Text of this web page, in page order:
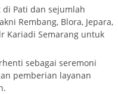
Pati dan sejumlah
Rembang, Blora, Jepara,
Kariadi Semarang untuk
sebagai seremoni
pemberian layanan